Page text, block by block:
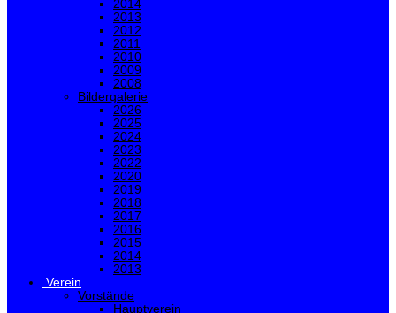
2014
2013
2012
2011
2010
2009
2008
Bildergalerie
2026
2025
2024
2023
2022
2020
2019
2018
2017
2016
2015
2014
2013
Verein
Vorstände
Hauptverein